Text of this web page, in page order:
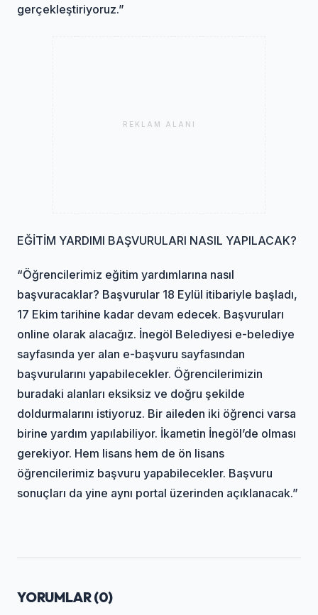
gerçekleştiriyoruz.”
REKLAM ALANI
EĞİTİM YARDIMI BAŞVURULARI NASIL YAPILACAK?
“Öğrencilerimiz eğitim yardımlarına nasıl
başvuracaklar? Başvurular 18 Eylül itibariyle başladı,
17 Ekim tarihine kadar devam edecek. Başvuruları
online olarak alacağız. İnegöl Belediyesi e-belediye
sayfasında yer alan e-başvuru sayfasından
başvurularını yapabilecekler. Öğrencilerimizin
buradaki alanları eksiksiz ve doğru şekilde
doldurmalarını istiyoruz. Bir aileden iki öğrenci varsa
birine yardım yapılabiliyor. İkametin İnegöl’de olması
gerekiyor. Hem lisans hem de ön lisans
öğrencilerimiz başvuru yapabilecekler. Başvuru
sonuçları da yine aynı portal üzerinden açıklanacak.”
YORUMLAR (0)